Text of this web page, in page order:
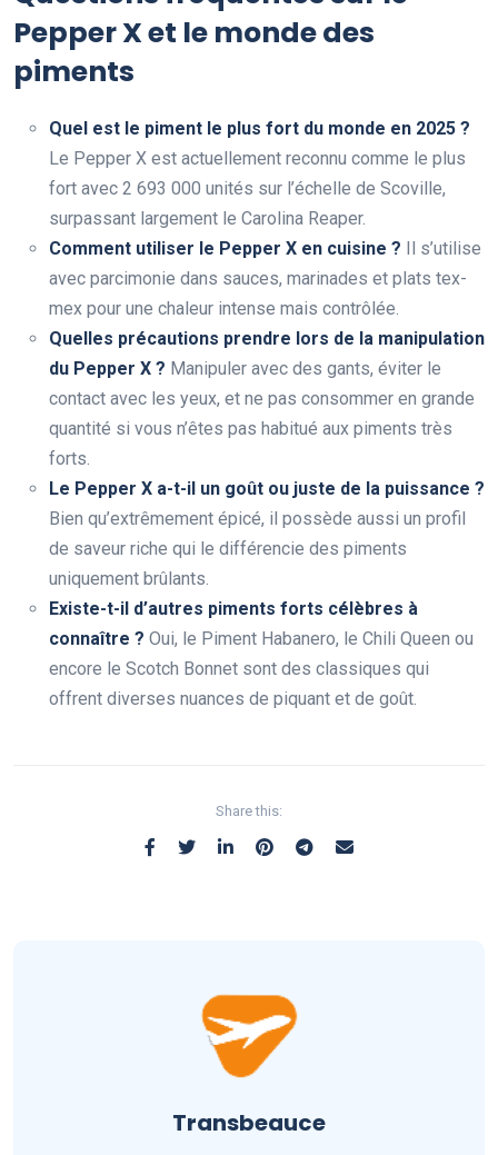
Pepper X et le monde des
piments
Quel est le piment le plus fort du monde en 2025 ?
Le Pepper X est actuellement reconnu comme le plus
fort avec 2 693 000 unités sur l’échelle de Scoville,
surpassant largement le Carolina Reaper.
Comment utiliser le Pepper X en cuisine ? Il s’utilise
avec parcimonie dans sauces, marinades et plats tex-
mex pour une chaleur intense mais contrôlée.
Quelles précautions prendre lors de la manipulation
du Pepper X ? Manipuler avec des gants, éviter le
contact avec les yeux, et ne pas consommer en grande
quantité si vous n’êtes pas habitué aux piments très
forts.
Le Pepper X a-t-il un goût ou juste de la puissance ?
Bien qu’extrêmement épicé, il possède aussi un profil
de saveur riche qui le différencie des piments
uniquement brûlants.
Existe-t-il d’autres piments forts célèbres à
connaître ? Oui, le Piment Habanero, le Chili Queen ou
encore le Scotch Bonnet sont des classiques qui
offrent diverses nuances de piquant et de goût.
Share this:
Transbeauce